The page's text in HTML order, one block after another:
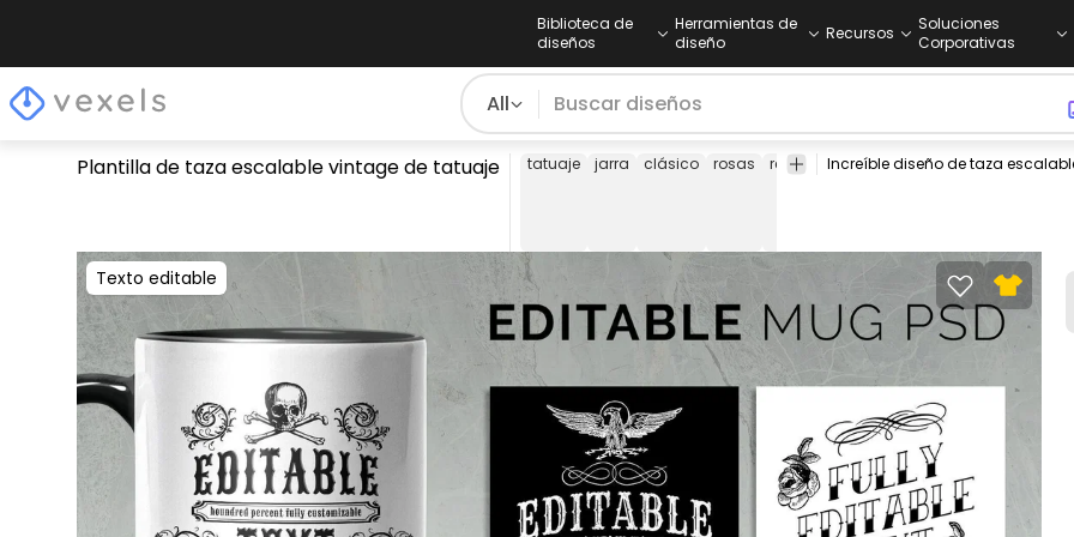
Biblioteca de
diseños
Herramientas de
diseño
Recursos
Soluciones
Corporativas
All
Plantilla de taza escalable vintage de tatuaje tatuaje jarra clásico rosas remolinos
plantilla
plantilla
taza
Texto editable